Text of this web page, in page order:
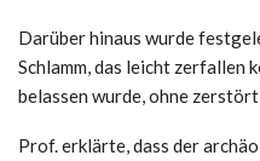
Darüber hinaus wurde
Schlamm, das leicht zerfallen
belassen wurde, ohne
Prof. erklärte, dass der